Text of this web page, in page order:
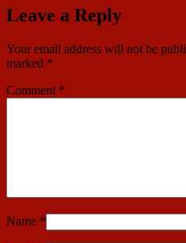
Leave a Reply
Your email address will not be
marked *
Comment *
Name *